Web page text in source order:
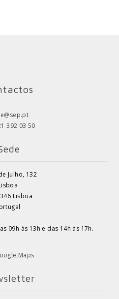
392 03 50
Julho, 132
Lisboa
09h às 13h e das 14h às 17h.
Maps